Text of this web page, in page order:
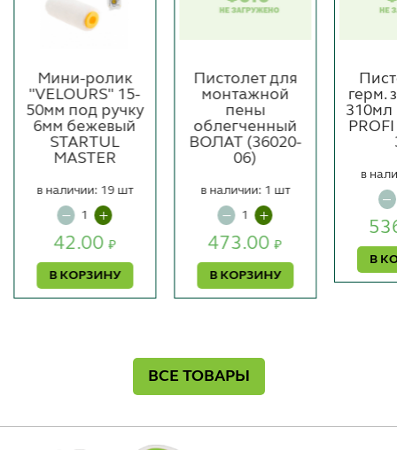
Мини-ролик
"VELOURS" 15-
50мм под ручку
6мм бежевый
STARTUL
MASTER
42.00₽
В КОРЗИНУ
в наличии: 19 шт
Пистолет для
монтажной
пены
облегченный
ВОЛАТ (36020-
06)
473.00₽
В КОРЗИНУ
в наличии: 1 шт
герм.
310мл
В
в
ВСЕ ТОВАРЫ